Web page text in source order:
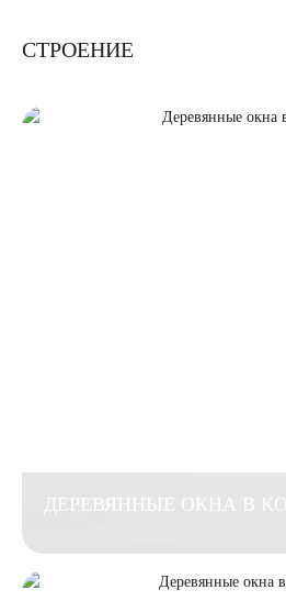
СТРОЕНИЕ
ДЕРЕВЯННЫЕ ОКНА В